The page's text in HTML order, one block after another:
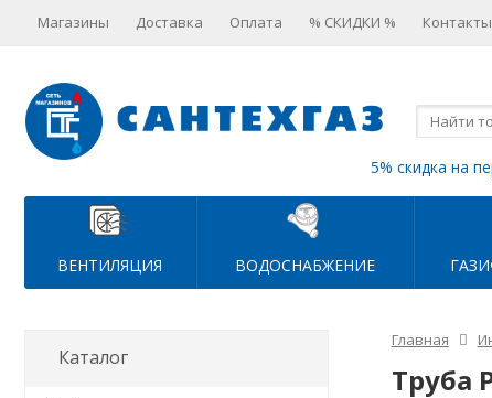
Магазины Доставка Оплата % СКИДКИ % Контакты
5% скидка на
ВЕНТИЛЯЦИЯ ВОДОСНАБЖЕНИЕ
Главная
Труба
Каталог